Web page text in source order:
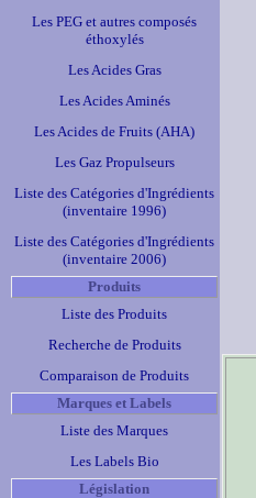
Les PEG et autres composés
éthoxylés
Les Acides Gras
Les Acides Aminés
Les Acides de Fruits (AHA)
Les Gaz Propulseurs
Liste des Catégories d'Ingrédients
(inventaire 1996)
Liste des Catégories d'Ingrédients
(inventaire 2006)
Produits
Liste des Produits
Recherche de Produits
Comparaison de Produits
Marques et Labels
Liste des Marques
Les Labels Bio
Législation